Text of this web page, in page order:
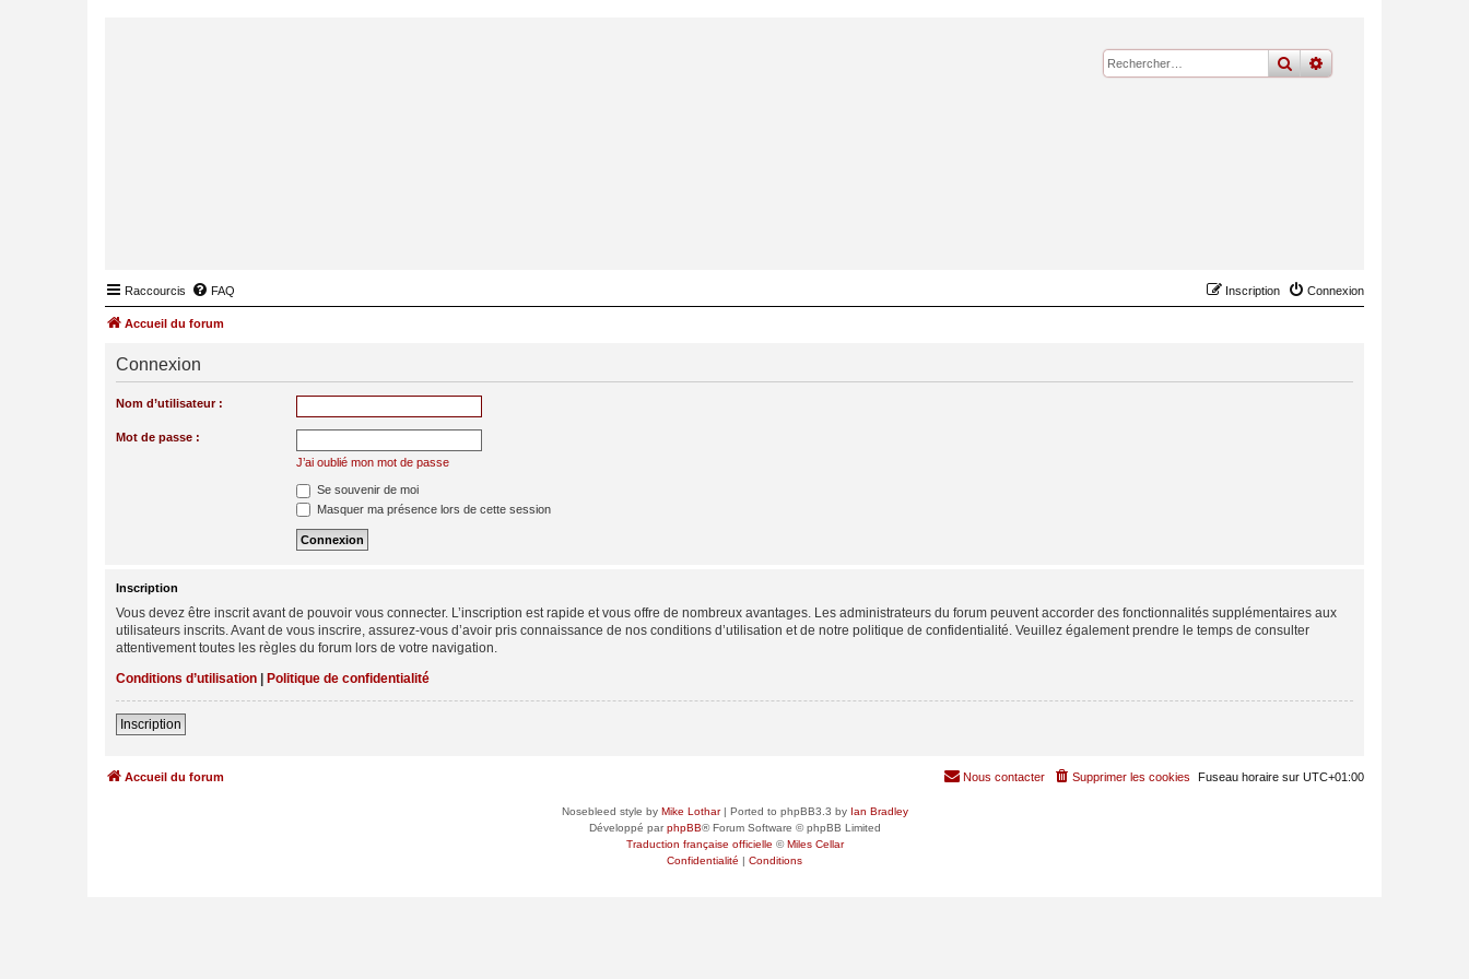
rechercher
recherche
Raccourcis FAQ Connexion
Inscription
Accueil du forum
Connexion
Nom d’utilisateur :
Mot de passe :
J’ai oublié mon mot de passe
Se souvenir de moi
Masquer ma présence lors de cette session
Inscription
Vous devez être inscrit avant de pouvoir vous connecter. L’inscription est rapide et vous offre de nombreux avantages. Les administrateurs du forum peuvent accorder des fonctionnalités supplémentaires aux
utilisateurs inscrits. Avant de vous inscrire, assurez-vous d’avoir pris connaissance de nos conditions d’utilisation et de notre politique de confidentialité. Veuillez également prendre le temps de consulter
attentivement toutes les règles du forum lors de votre navigation.
Conditions d’utilisation | Politique de confidentialité
Inscription
Accueil du forum Fuseau horaire sur UTC+01:00
Supprimer les cookies
Nous contacter
Nosebleed style by Mike Lothar| Ported to phpBB3.3 by Ian Bradley
Développé parphpBB® Forum Software © phpBB Limited
Traduction française officielle ©Miles Cellar
Confidentialité | Conditions